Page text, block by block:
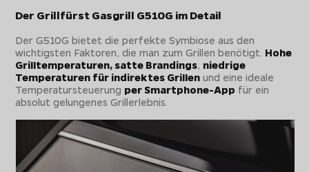
Der Grillfürst Gasgrill G510G im Detail
Der G510G bietet die perfekte Symbiose aus den
wichtigsten Faktoren, die man zum Grillen benötigt. Hohe
Grilltemperaturen, satte Brandings, niedrige
Temperaturen für indirektes Grillen und eine ideale
Temperatursteuerung per Smartphone-App für ein
absolut gelungenes Grillerlebnis.